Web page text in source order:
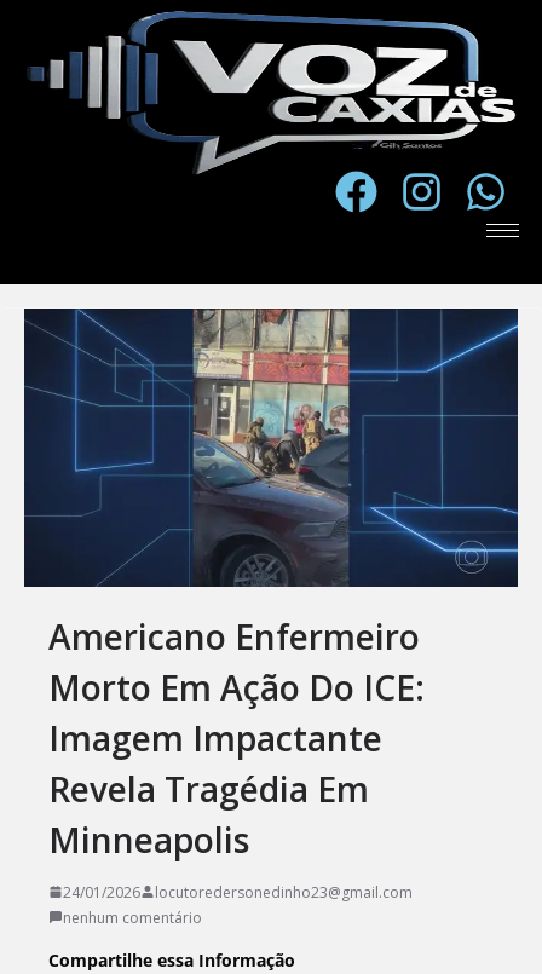
Americano Enfermeiro
Morto Em Ação Do ICE:
Imagem Impactante
Revela Tragédia Em
Minneapolis
24/01/2026
locutoredersonedinho23@gmail.com
nenhum comentário
Compartilhe essa Informação